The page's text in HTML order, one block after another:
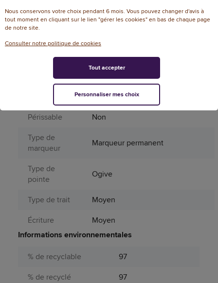
Produit
Non
Protection
Capuchon
Périssable
Non
Type de
marqueur
Marqueur permanent
Type de
pointe
Ogive
Type de trait
Moyen
Écriture
Moyen
Informations environnementales
% de recyclable
97
% de recyclé
97
Nous conservons votre choix pendant 6 mois. Vous pouvez changer d'avis à
tout moment en cliquant sur le lien "gérer les cookies" en bas de chaque page
de notre site.
Consulter notre politique de cookies
Personnaliser mes choix
Tout accepter